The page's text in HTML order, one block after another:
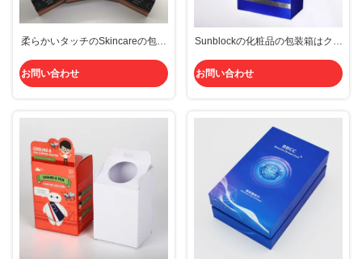
柔らかいタッチのSkincareの包装
お問い合わせ
Sunblockの化粧品の包装箱はクリ
終わりに直面する
お問い合わせ